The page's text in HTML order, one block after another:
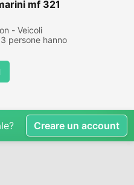
mf 321
- Veicoli
persone hanno
Creare un account